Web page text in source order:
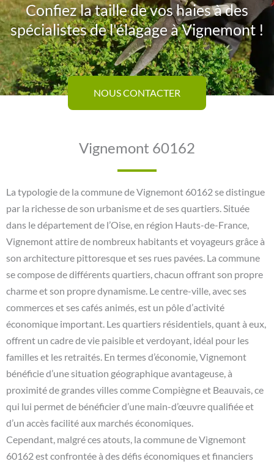
Confiez la taille de vos haies à des
spécialistes de l'élagage à Vignemont !
NOUS CONTACTER
Vignemont 60162
La typologie de la commune de Vignemont 60162 se distingue
par la richesse de son urbanisme et de ses quartiers. Située
dans le département de l’Oise, en région Hauts-de-France,
Vignemont attire de nombreux habitants et voyageurs grâce à
son architecture pittoresque et ses rues pavées. La commune
se compose de différents quartiers, chacun offrant son propre
charme et son propre dynamisme. Le centre-ville, avec ses
commerces et ses cafés animés, est un pôle d’activité
économique important. Les quartiers résidentiels, quant à eux,
offrent un cadre de vie paisible et verdoyant, idéal pour les
familles et les retraités. En termes d’économie, Vignemont
bénéficie d’une situation géographique avantageuse, à
proximité de grandes villes comme Compiègne et Beauvais, ce
qui lui permet de bénéficier d’une main-d’œuvre qualifiée et
d’un accès facilité aux marchés économiques.
Cependant, malgré ces atouts, la commune de Vignemont
60162 est confrontée à des défis économiques et financiers